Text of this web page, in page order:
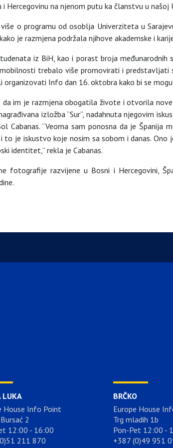
na njenom putu ka članstvu u našoj
o programu od osoblja Univerziteta u
je razmjena podržala njihove akademske i
iz BiH, kao i porast broja
trebalo više promovirati i
organizovati Info dan 16. oktobra kako bi se
im je razmjena obogatila živote i otvorila
izložba “Sur”, nadahnuta njegovim
Cabanas. “Veoma sam ponosna da je
to je iskustvo koje nosim sa sobom i danas.
identitet,” rekla je Cabanas.
fotografije razvijene u Bosni i Hercegovini,
LUKA
House Info Point
2
12:00 - 16:00
211 870
BRČKO
Europe House
Trg mladih 1b
Pon-Pet 12:00 -
+387 (0)49 951